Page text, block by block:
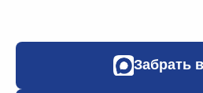
Забрать